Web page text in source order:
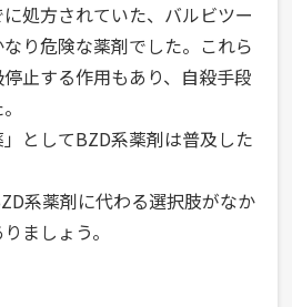
の
病
「狭
意
味
処方されていた、バルビツー
り危険な薬剤でした。これら
止する作用もあり、自殺手段
」としてBZD系薬剤は普及した
系薬剤に代わる選択肢がなか
ましょう。